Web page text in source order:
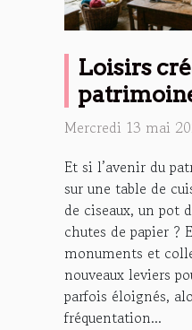
Loisirs
nouvelle
Mercredi 13 mai
Et si l’avenir du
sur une table de
de ciseaux, un pot
chutes de papier ?
monuments et
nouveaux leviers
parfois éloignés,
fréquentation...